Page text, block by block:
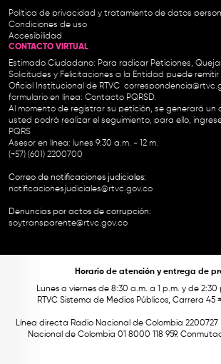
Política de privacidad y tratamiento de datos
Condiciones de uso
Accesibilidad
CONTACTO VIRTUAL
Estimado Ciudadano: Para radicar Peticiones,
Solicitudes y Felicitaciones a la Entidad puede
Oficial Institucional de RTVC
formulario en línea: Contacto PQRSD.
Al momento de registrar su petición, se generará un
usted podrá realizar el seguimiento, para ello,
PQRS
Asesor en línea: lunes 9:30 a.m. - 12 m.
(+57) (601) 2200700
Correo de notificaciones judiciales:
notificacionesjudiciales@rtvc.gov.co
Denuncias por actos de corrupción:
soytransparente@rtvc.gov.co
Horario de atención y entrega de
Lunes a viernes de 8:30 a.m. a 1 p.m. y de 2:30
RTVC Sistema de Medios Públicos, Carrera 45
Línea directa Radio Nacional de Colombia 2200727
Nacional de Colombia 01 8000 118 959.